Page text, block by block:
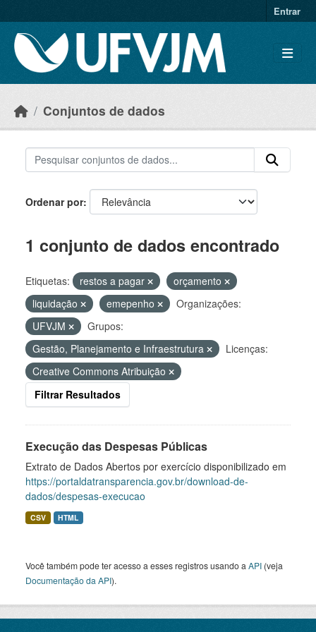
Entrar
Conjuntos de dados
Ordenar por
1 conjunto de dados encontrado
Etiquetas: restos a pagar
orçamento
liquidação
emepenho
Organizações:
UFVJM
Grupos:
Gestão, Planejamento e Infraestrutura
Licenças:
Creative Commons Atribuição
Filtrar Resultados
Execução das Despesas Públicas
Extrato de Dados Abertos por exercício disponibilizado em
https://portaldatransparencia.gov.br/download-de-
dados/despesas-execucao
CSV HTML
Você também pode ter acesso a esses registros usando a API (veja
Documentação da API).